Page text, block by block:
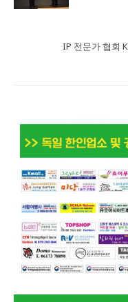
IP 전문가 협회